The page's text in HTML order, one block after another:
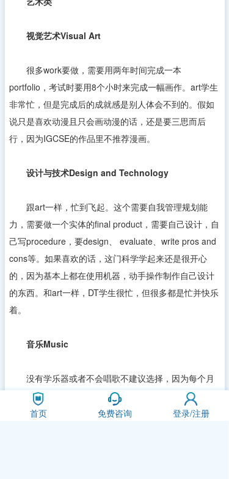
视觉艺术Visual Art
很多work要做，需要用两年时间完成一本
portfolio，考试时要用8个小时来完成一幅画作。art学生
非常忙， 但是完成后的成就感是别人体会不到的。假如
说只是喜欢动漫且只会画动漫的话，还是要三思而后
行，因为IGCSE的作品里不推荐漫画。
设计与技术Design and Technology
跟art一样，忙到飞起。这个需要自我管理规划能
力，需要做一个实体的final product，需要自己设计，自
己写procedure，要design、 evaluate、write pros and
cons等。如果喜欢的话，这门科学学起来还是很开心
的，因为基本上都在使用机器，动手操作制作自己设计
的东西。和art一样，DT学生很忙，但很多都是忙并快乐
着。
音乐Music
没有学乐器或者不会唱歌不建议选择，因为每个月
都要有performance。如果你有一些乐理基础的话并会
一项乐器，小亿就比较推荐，因为基本上考试就是考乐
首页 免费咨询 登录/注册